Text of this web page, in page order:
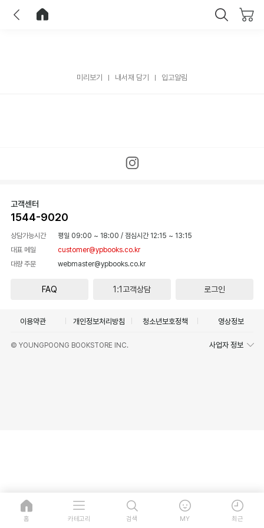
미리보기 내서재 담기 입고알림
고객센터
1544-9020
상담가능시간 평일 09:00 ~ 18:00 / 점심시간 12:15 ~ 13:15
대표 메일
customer@ypbooks.co.kr
대량 주문
webmaster@ypbooks.co.kr
FAQ 1:1고객상담 로그인
이용약관 개인정보처리방침 청소년보호정책 영상정보
© YOUNGPOONG BOOKSTORE INC. 사업자 정보
홈 카테고리 검색 MY 최근